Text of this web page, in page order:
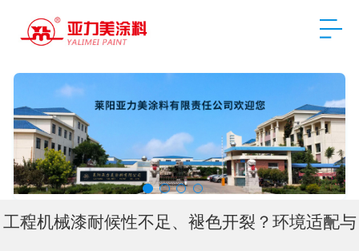
工程机械漆耐候性不足、褪色开裂？环境适配与